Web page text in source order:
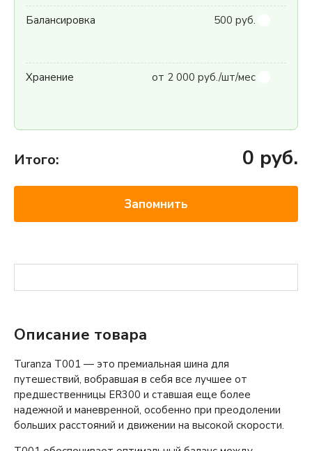
Балансировка 500 руб.
Хранение от 2 000 руб./шт/мес
Итого: 0 руб.
Запомнить
Описание товара
Turanza T001 — это премиальная шина для
путешествий, вобравшая в себя все лучшее от
предшественницы ER300 и ставшая еще более
надежной и маневренной, особенно при преодолении
больших расстояний и движении на высокой скорости.